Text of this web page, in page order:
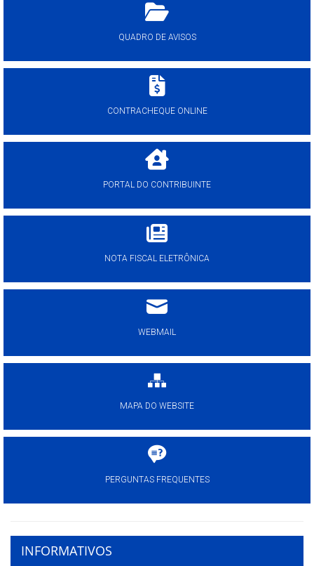
QUADRO DE AVISOS
CONTRACHEQUE ONLINE
PORTAL DO CONTRIBUINTE
NOTA FISCAL ELETRÔNICA
WEBMAIL
MAPA DO WEBSITE
PERGUNTAS FREQUENTES
INFORMATIVOS